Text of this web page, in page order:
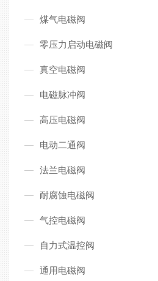
煤气电磁阀
零压力启动电磁阀
真空电磁阀
电磁脉冲阀
高压电磁阀
电动二通阀
法兰电磁阀
耐腐蚀电磁阀
气控电磁阀
自力式温控阀
通用电磁阀